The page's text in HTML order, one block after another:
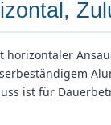
ist für